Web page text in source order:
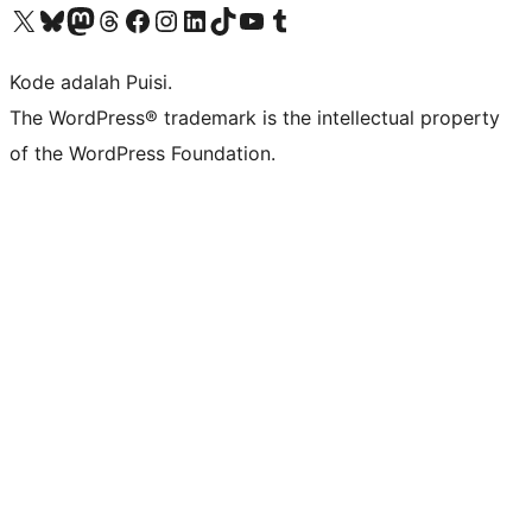
Kunjungi akun X (sebelumnya Twitter) kamiVisit our Bluesky account
Kunjungi akun Mastodon kami
Visit our Threads account
Kunjungi halaman Facebook kamiKunjungi akun Instagram kamiKunjungi akun LinkedIn kami
Visit our TikTok account
Kunjungi channel YouTube kamiVisit our Tumblr account
Kode adalah Puisi.
The WordPress® trademark is the intellectual property
of the WordPress Foundation.